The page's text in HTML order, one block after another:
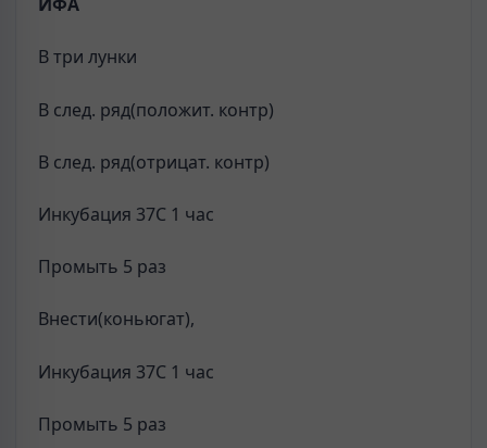
В три лунки
В след. ряд(положит. контр)
В след. ряд(отрицат. контр)
Инкубация 37С 1 час
Промыть 5 раз
Внести(коньюгат),
Инкубация 37С 1 час
Промыть 5 раз